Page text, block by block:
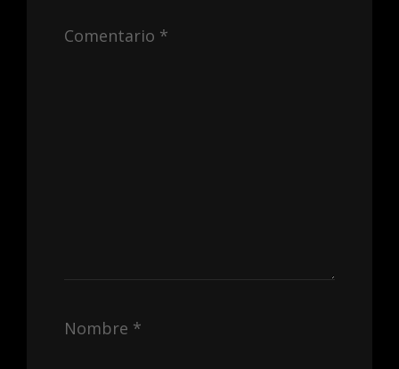
Comentario *
Nombre *